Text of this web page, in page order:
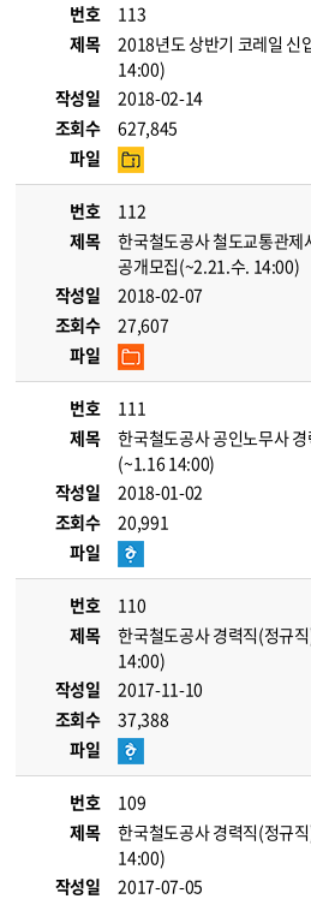
번호
113
제목
2018년도 상반기 코레일 신
14:00)
작성일
2018-02-14
조회수
627,845
파일
번호
112
제목
한국철도공사 철도교통관
공개모집(~2.21.수. 14:00)
작성일
2018-02-07
조회수
27,607
파일
번호
111
제목
한국철도공사 공인노무사
(~1.16 14:00)
작성일
2018-01-02
조회수
20,991
파일
번호
110
제목
한국철도공사 경력직(정규
14:00)
작성일
2017-11-10
조회수
37,388
파일
번호
109
제목
한국철도공사 경력직(정규
14:00)
작성일
2017-07-05